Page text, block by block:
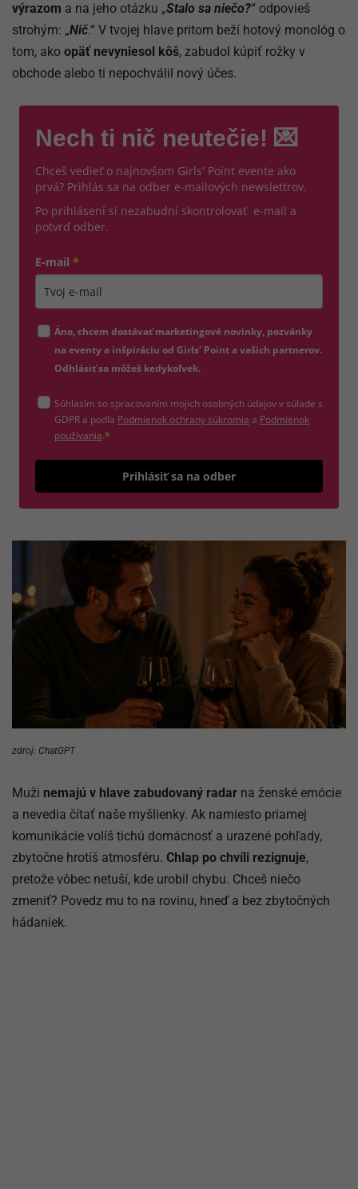
výrazom a na jeho otázku „Stalo sa niečo?“ odpovieš
strohým: „Nič.“ V tvojej hlave pritom beží hotový monológ o
tom, ako opäť nevyniesol kôš, zabudol kúpiť rožky v
obchode alebo ti nepochválil nový účes.
Nech ti nič neutečie! 💌
Chceš vedieť o najnovšom Girls' Point evente ako
prvá? Prihlás sa na odber e-mailových newslettrov.
Po prihlásení si nezabudni skontrolovať e-mail a
potvrď odber.
E-mail *
Áno, chcem dostávať marketingové novinky, pozvánky
na eventy a inšpiráciu od Girls' Point a vašich partnerov.
Odhlásiť sa môžeš kedykoľvek.
Súhlasím so spracovaním mojich osobných údajov v súlade s
GDPR a podľa Podmienok ochrany súkromia (otvorí sa v novom okne)
a Podmienok
používania(otvorí sa v novom okne)
.*
Prihlásiť sa na odber
zdroj: ChatGPT
Muži nemajú v hlave zabudovaný radar na ženské emócie
a nevedia čítať naše myšlienky. Ak namiesto priamej
komunikácie volíš tichú domácnosť a urazené pohľady,
zbytočne hrotíš atmosféru. Chlap po chvíli rezignuje,
pretože vôbec netuší, kde urobil chybu. Chceš niečo
zmeniť? Povedz mu to na rovinu, hneď a bez zbytočných
hádaniek.